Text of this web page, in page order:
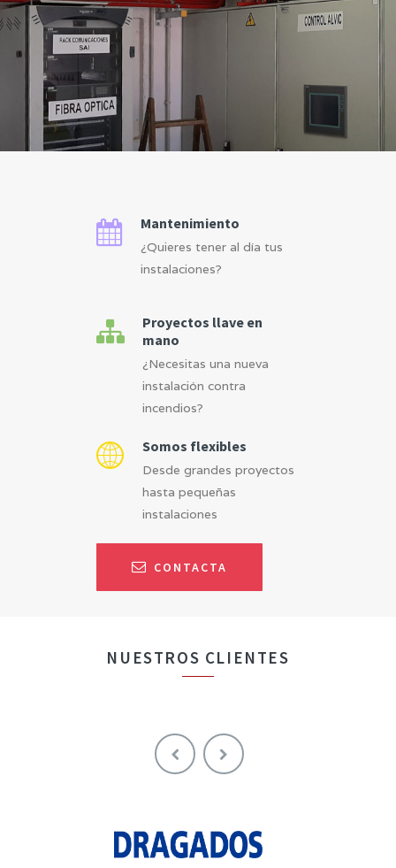
Mantenimiento
¿Quieres tener al día tus
instalaciones?
Proyectos llave en
mano
¿Necesitas una nueva
instalación contra
incendios?
Somos flexibles
Desde grandes proyectos
hasta pequeñas
instalaciones
CONTACTA
NUESTROS CLIENTES